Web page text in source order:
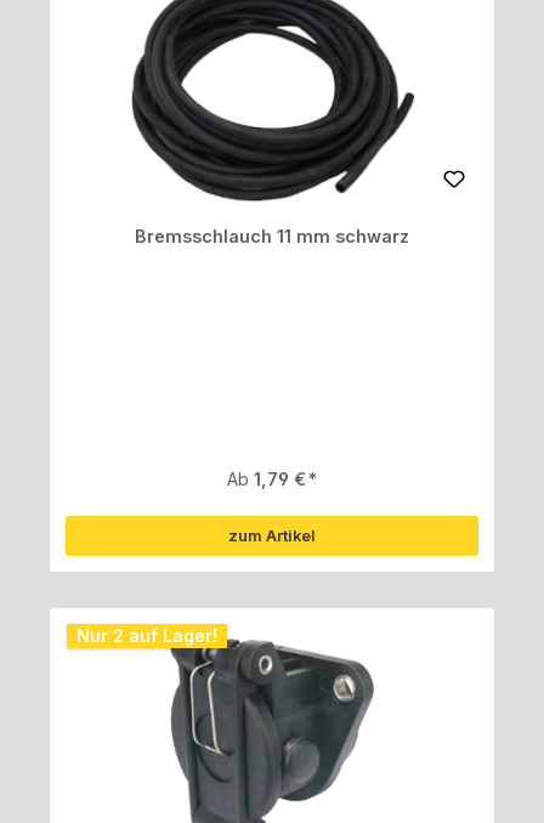
Bremsschlauch 11 mm schwarz
Regulärer Preis:
Ab1,79 €
zum Artikel
Nur 2 auf Lager!